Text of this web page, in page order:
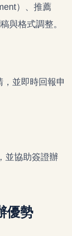
）、推薦
與格式調整。
並即時回報申
並協助簽證辦
優勢